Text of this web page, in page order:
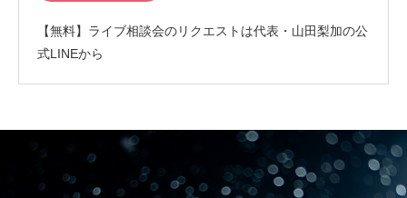
【無料】ライブ相談会のリクエストは代表・山田梨加の公
式LINEから